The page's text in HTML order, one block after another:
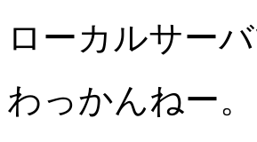
ローカルサー
わっかんねー。